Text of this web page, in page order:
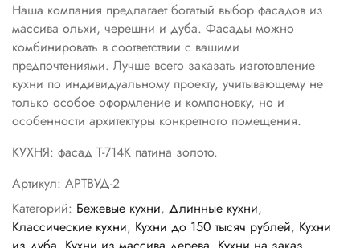
Наша компания предлагает богатый выбор фасадов из
массива ольхи, черешни и дуба. Фасады можно
комбинировать в соответствии с вашими
предпочтениями. Лучше всего заказать изготовление
кухни по индивидуальному проекту, учитывающему не
только особое оформление и компоновку, но и
особенности архитектуры конкретного помещения.
КУХНЯ: фасад Т-714К патина золото.
Артикул: АРТВУД-2
Категорий: Бежевые кухни, Длинные кухни,
Классические кухни, Кухни до 150 тысяч рублей, Кухни